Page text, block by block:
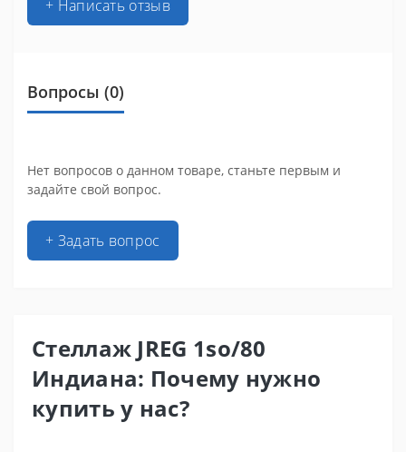
+ Написать отзыв
Вопросы (0)
Нет вопросов о данном товаре, станьте первым и
задайте свой вопрос.
+ Задать вопрос
Стеллаж JREG 1so/80
Индиана: Почему нужно
купить у нас?